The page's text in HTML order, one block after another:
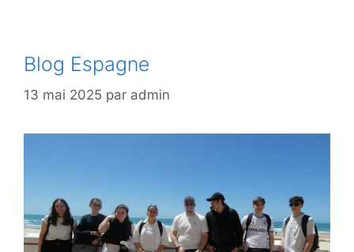
Blog Espagne
13 mai 2025 par admin